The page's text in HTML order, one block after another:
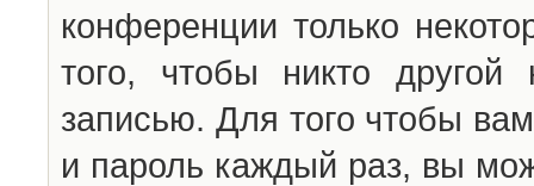
конференции только
того, чтобы никто другой
записью. Для того чтобы
и пароль каждый раз, вы